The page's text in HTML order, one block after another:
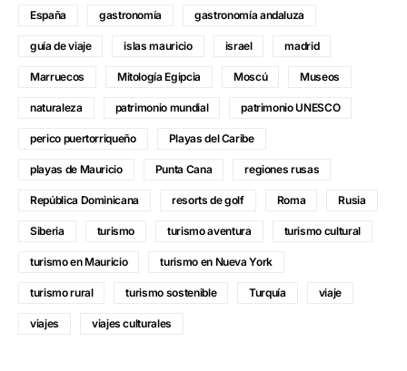
España gastronomía gastronomía andaluza
guía de viaje islas mauricio israel madrid
Marruecos Mitología Egipcia Moscú Museos
naturaleza patrimonio mundial patrimonio UNESCO
perico puertorriqueño Playas del Caribe
playas de Mauricio Punta Cana regiones rusas
República Dominicana resorts de golf Roma Rusia
Siberia turismo turismo aventura turismo cultural
turismo en Mauricio turismo en Nueva York
turismo rural turismo sostenible Turquía viaje
viajes viajes culturales